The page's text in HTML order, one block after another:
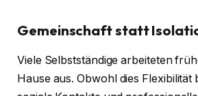
Gemeinschaft statt
Viele Selbstständige arbeiteten
Hause aus. Obwohl dies